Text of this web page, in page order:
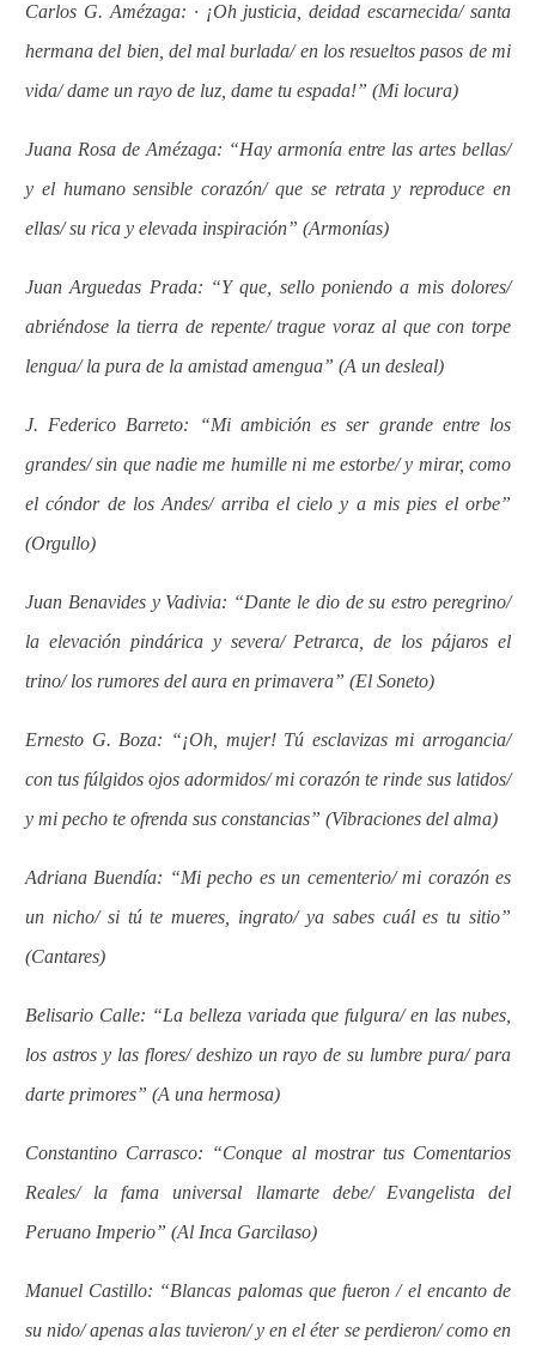
Carlos G. Amézaga: · ¡Oh justicia, deidad escarnecida/ santa
hermana del bien, del mal burlada/ en los resueltos pasos de mi
vida/ dame un rayo de luz, dame tu espada!” (Mi locura)
Juana Rosa de Amézaga: “Hay armonía entre las artes bellas/
y el humano sensible corazón/ que se retrata y reproduce en
ellas/ su rica y elevada inspiración” (Armonías)
Juan Arguedas Prada: “Y que, sello poniendo a mis dolores/
abriéndose la tierra de repente/ trague voraz al que con torpe
lengua/ la pura de la amistad amengua” (A un desleal)
J. Federico Barreto: “Mi ambición es ser grande entre los
grandes/ sin que nadie me humille ni me estorbe/ y mirar, como
el cóndor de los Andes/ arriba el cielo y a mis pies el orbe”
(Orgullo)
Juan Benavides y Vadivia: “Dante le dio de su estro peregrino/
la elevación pindárica y severa/ Petrarca, de los pájaros el
trino/ los rumores del aura en primavera” (El Soneto)
Ernesto G. Boza: “¡Oh, mujer! Tú esclavizas mi arrogancia/
con tus fúlgidos ojos adormidos/ mi corazón te rinde sus latidos/
y mi pecho te ofrenda sus constancias” (Vibraciones del alma)
Adriana Buendía: “Mi pecho es un cementerio/ mi corazón es
un nicho/ si tú te mueres, ingrato/ ya sabes cuál es tu sitio”
(Cantares)
Belisario Calle: “La belleza variada que fulgura/ en las nubes,
los astros y las flores/ deshizo un rayo de su lumbre pura/ para
darte primores” (A una hermosa)
Constantino Carrasco: “Conque al mostrar tus Comentarios
Reales/ la fama universal llamarte debe/ Evangelista del
Peruano Imperio” (Al Inca Garcilaso)
Manuel Castillo: “Blancas palomas que fueron / el encanto de
su nido/ apenas alas tuvieron/ y en el éter se perdieron/ como en